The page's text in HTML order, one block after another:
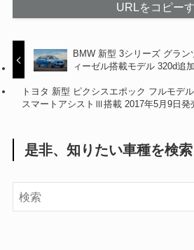
URLをコピー
BMW 新型 3シリーズ グラ
ィーゼル搭載モデル 320d追
トヨタ 新型 ピクシスエポック フルモデ
スマートアシストⅢ搭載 2017年5月9日発
是非、知りたい車種を検